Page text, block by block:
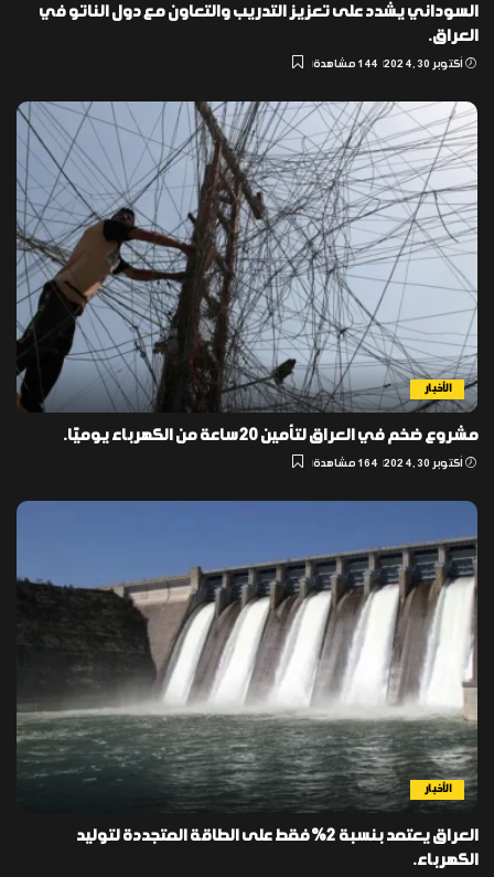
السوداني يشدد على تعزيز التدريب والتعاون مع دول الناتو في
العراق.
أكتوبر 30, 2024 144 مشاهدة
الأخبار
مشروع ضخم في العراق لتأمين 20 ساعة من الكهرباء يوميًا.
أكتوبر 30, 2024 164 مشاهدة
الأخبار
العراق يعتمد بنسبة 2% فقط على الطاقة المتجددة لتوليد
الكهرباء.